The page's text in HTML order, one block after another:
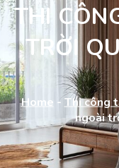
THI
TRỜI
Home - Thi công
ngoài